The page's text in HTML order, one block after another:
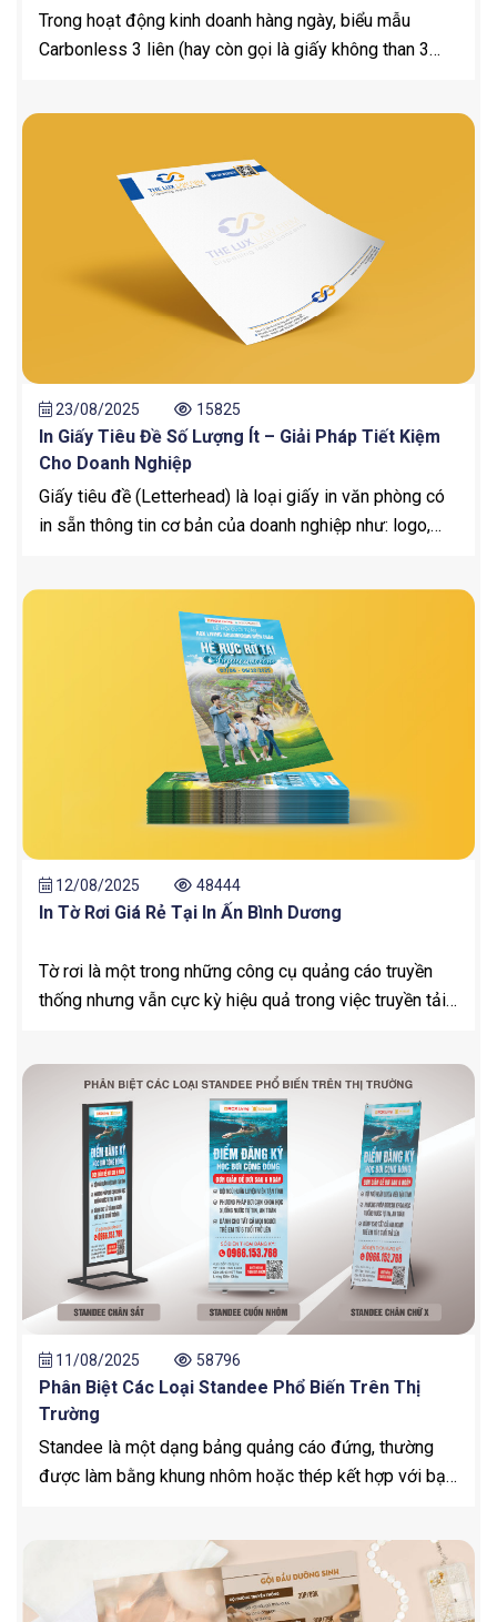
Trong hoạt động kinh doanh hàng ngày, biểu mẫu
Carbonless 3 liên (hay còn gọi là giấy không than 3
dưới mà không cần giấy than, mang lại sự tiện lợi và
nhanh chóng.
23/08/2025 15825
In Giấy Tiêu Đề Số Lượng Ít – Giải Pháp Tiết Kiệm
Cho Doanh Nghiệp
Giấy tiêu đề (Letterhead) là loại giấy in văn phòng có
in sẵn thông tin cơ bản của doanh nghiệp như: logo,
loại công văn, báo giá, hợp đồng, thư mời hay thông
báo nội bộ. Đây được xem là một phần quan trọng
trong bộ nhận diện thương hiệu của doanh nghiệp.
12/08/2025 48444
In Tờ Rơi Giá Rẻ Tại In Ấn Bình Dương
Tờ rơi là một trong những công cụ quảng cáo truyền
thống nhưng vẫn cực kỳ hiệu quả trong việc truyền tải
11/08/2025 58796
Phân Biệt Các Loại Standee Phổ Biến Trên Thị
Trường
Standee là một dạng bảng quảng cáo đứng, thường
được làm bằng khung nhôm hoặc thép kết hợp với bạt